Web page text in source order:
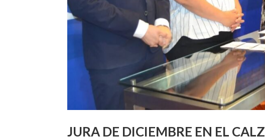
JURA DE DICIEMBRE EN EL CALZ